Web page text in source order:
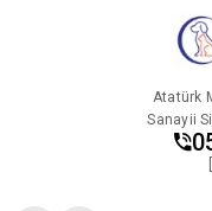
Atatürk
Sanayii